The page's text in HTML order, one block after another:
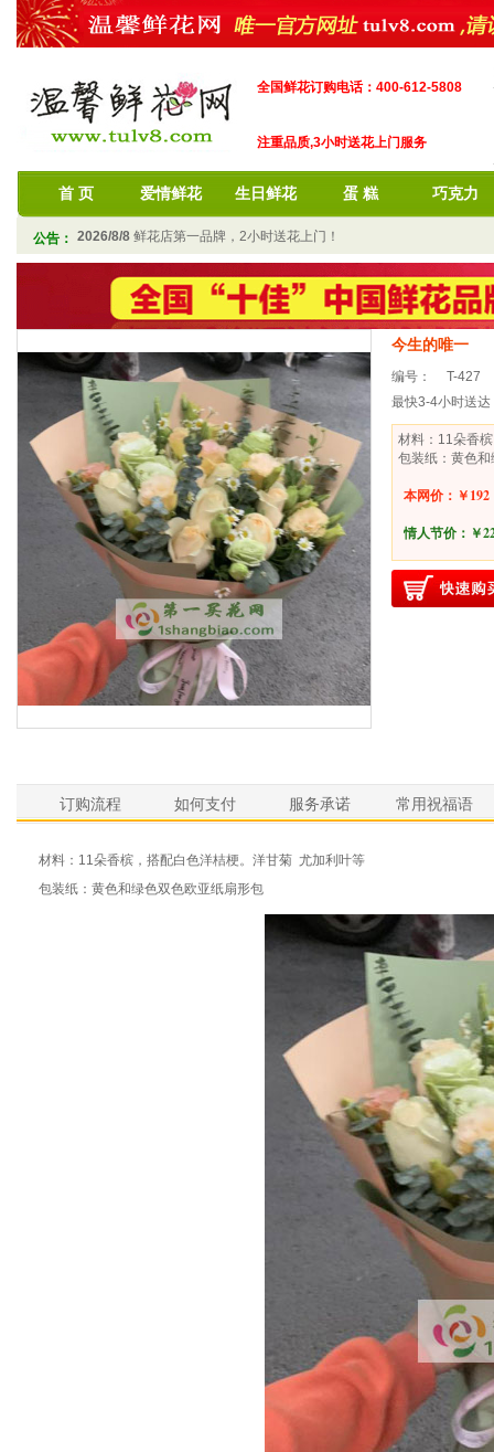
全国鲜花订购电话：400-612-5808
注重品质,3小时送花上门服务
首 页 爱情鲜花 生日鲜花 蛋 糕 巧克力
公告： 2026/8/8 鲜花店第一品牌，2小时送花上门！
今生的唯一
编号：
T-427
最快3-4小时送达
材料：11朵香
包装纸：黄色
本网价：￥192
情人节价： ￥
订购流程 如何支付 服务承诺 常用祝福语
材料：11朵香槟，搭配白色洋桔梗。洋甘菊 尤加利叶等
包装纸：黄色和绿色双色欧亚纸扇形包